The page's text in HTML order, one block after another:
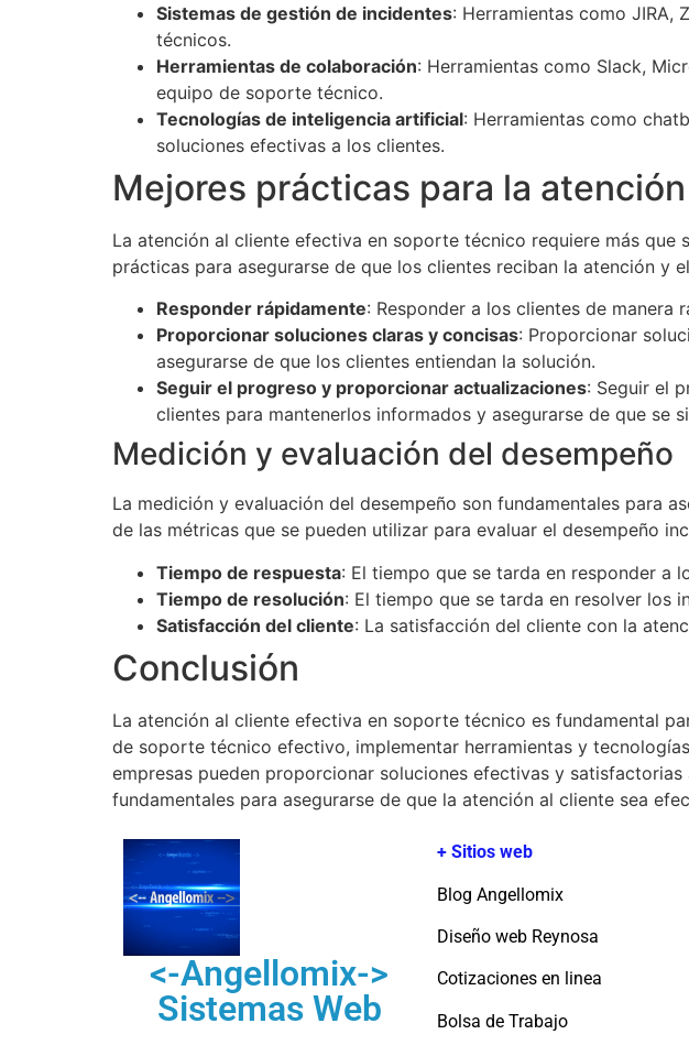
Sistemas de gestión de incidentes: Herramientas como JIRA,
técnicos.
Herramientas de colaboración: Herramientas como Slack,
equipo de soporte técnico.
Tecnologías de inteligencia artificial: Herramientas como
soluciones efectivas a los clientes.
Mejores prácticas para la
La atención al cliente efectiva en soporte técnico requiere más
prácticas para asegurarse de que los clientes reciban la atención y
Responder rápidamente: Responder a los clientes de
Proporcionar soluciones claras y concisas: Proporcionar
asegurarse de que los clientes entiendan la solución.
Seguir el progreso y proporcionar actualizaciones: Seguir el
clientes para mantenerlos informados y asegurarse de que se
Medición y evaluación del desempeño
La medición y evaluación del desempeño son fundamentales para
de las métricas que se pueden utilizar para evaluar el desempeño
Tiempo de respuesta: El tiempo que se tarda en responder a
Tiempo de resolución: El tiempo que se tarda en resolver los
Satisfacción del cliente: La satisfacción del cliente con la
Conclusión
La atención al cliente efectiva en soporte técnico es fundamental
de soporte técnico efectivo, implementar herramientas y
empresas pueden proporcionar soluciones efectivas y
fundamentales para asegurarse de que la atención al cliente sea
<-Angellomix->
Sistemas Web
+ Sitios web
Blog Angellomix
Diseño web Reynosa
Cotizaciones en linea
Bolsa de Trabajo